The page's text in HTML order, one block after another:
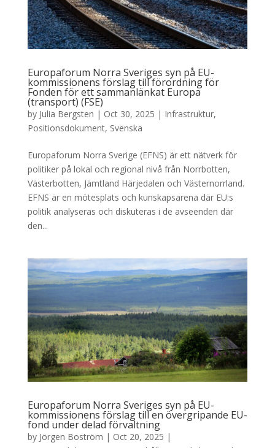
Europaforum Norra Sveriges syn på EU-
kommissionens förslag till förordning för
Fonden för ett sammanlänkat Europa
(transport) (FSE)
by Julia Bergsten | Oct 30, 2025 | Infrastruktur,
Positionsdokument, Svenska
Europaforum Norra Sverige (EFNS) är ett nätverk för
politiker på lokal och regional nivå från Norrbotten,
Västerbotten, Jämtland Härjedalen och Västernorrland.
EFNS är en mötesplats och kunskapsarena där EU:s
politik analyseras och diskuteras i de avseenden där
den...
Europaforum Norra Sveriges syn på EU-
kommissionens förslag till en övergripande EU-
fond under delad förvaltning
by Jörgen Boström | Oct 20, 2025 |